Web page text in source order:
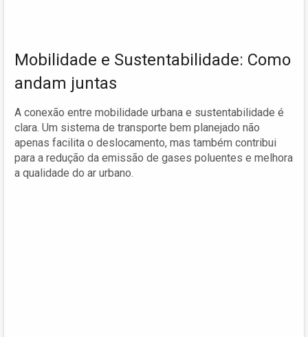
Mobilidade e Sustentabilidade: Como
andam juntas
A conexão entre mobilidade urbana e sustentabilidade é
clara. Um sistema de transporte bem planejado não
apenas facilita o deslocamento, mas também contribui
para a redução da emissão de gases poluentes e melhora
a qualidade do ar urbano.